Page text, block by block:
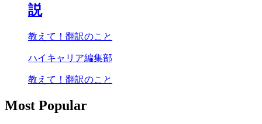
説
教えて！翻訳のこと
ハイキャリア編集部
教えて！翻訳のこと
Most Popular